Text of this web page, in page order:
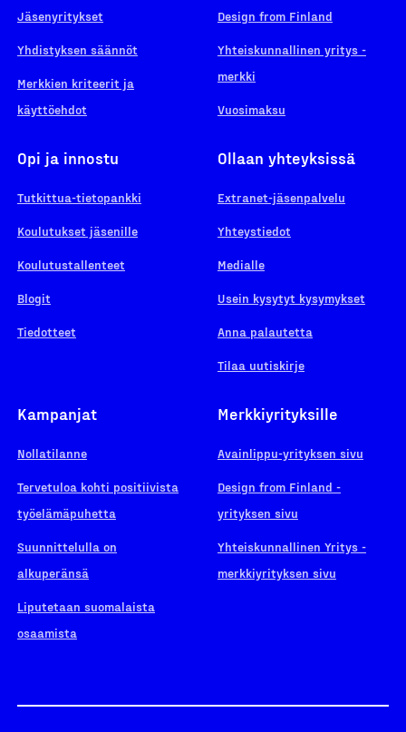
Jäsenyritykset
Yhdistyksen säännöt
Merkkien kriteerit ja
käyttöehdot
Design from Finland
Yhteiskunnallinen yritys -
merkki
Vuosimaksu
Opi ja innostu
Tutkittua-tietopankki
Koulutukset jäsenille
Koulutustallenteet
Blogit
Tiedotteet
Ollaan yhteyksissä
Extranet-jäsenpalvelu
Yhteystiedot
Medialle
Usein kysytyt kysymykset
Anna palautetta
Tilaa uutiskirje
Kampanjat
Nollatilanne
Tervetuloa kohti positiivista
työelämäpuhetta
Suunnittelulla on
alkuperänsä
Liputetaan suomalaista
osaamista
Merkkiyrityksille
Avainlippu-yrityksen sivu
Design from Finland -
yrityksen sivu
Yhteiskunnallinen Yritys -
merkkiyrityksen sivu